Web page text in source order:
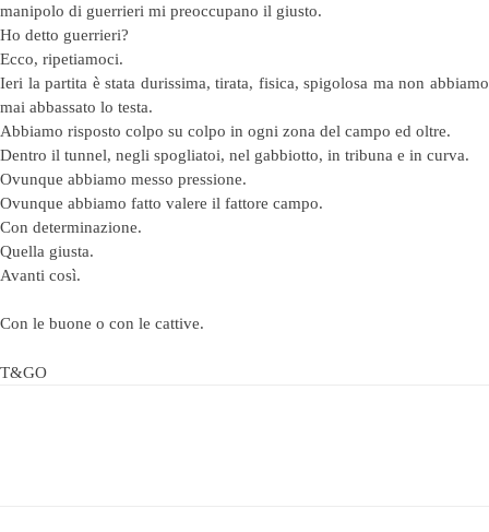
manipolo di guerrieri mi preoccupano il giusto.
Ho detto guerrieri?
Ecco, ripetiamoci.
Ieri la partita è stata durissima, tirata, fisica, spigolosa ma non abbiamo
mai abbassato lo testa.
Abbiamo risposto colpo su colpo in ogni zona del campo ed oltre.
Dentro il tunnel, negli spogliatoi, nel gabbiotto, in tribuna e in curva.
Ovunque abbiamo messo pressione.
Ovunque abbiamo fatto valere il fattore campo.
Con determinazione.
Quella giusta.
Avanti così.
Con le buone o con le cattive.
T&GO